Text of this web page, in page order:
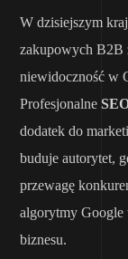
W dzisiejszym
zakupowych B2B
niewidoczność w
Profesjonalne
dodatek do
buduje autorytet,
przewagę
algorytmy Google
biznesu.